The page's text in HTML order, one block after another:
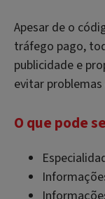
Apesar de o
tráfego pago,
publicidade e
evitar
O que pode